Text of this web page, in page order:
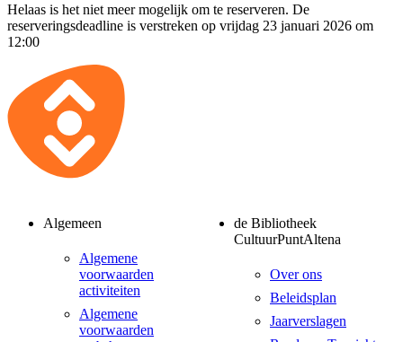
Helaas is het niet meer mogelijk om te reserveren. De
reserveringsdeadline is verstreken op vrijdag 23 januari 2026 om
12:00
Algemeen
Algemene
voorwaarden
activiteiten
Algemene
voorwaarden
de Bibliotheek
CultuurPuntAltena
Over ons
Beleidsplan
Jaarverslagen